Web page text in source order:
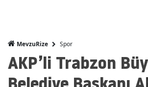
MevzuRize Spor
AKP’li Trabzon